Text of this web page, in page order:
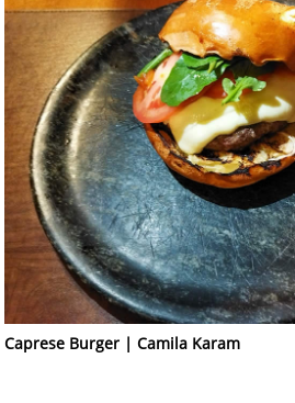
Caprese Burger | Camila Karam